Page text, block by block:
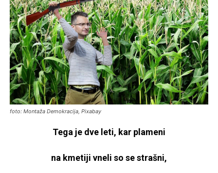
foto: Montaža Demokracija, Pixabay
Tega je dve leti, kar plameni
na kmetiji vneli so se strašni,